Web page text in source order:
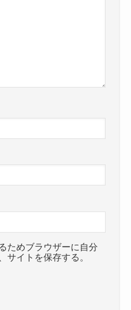
ためブラウザーに自分
サイトを保存する。